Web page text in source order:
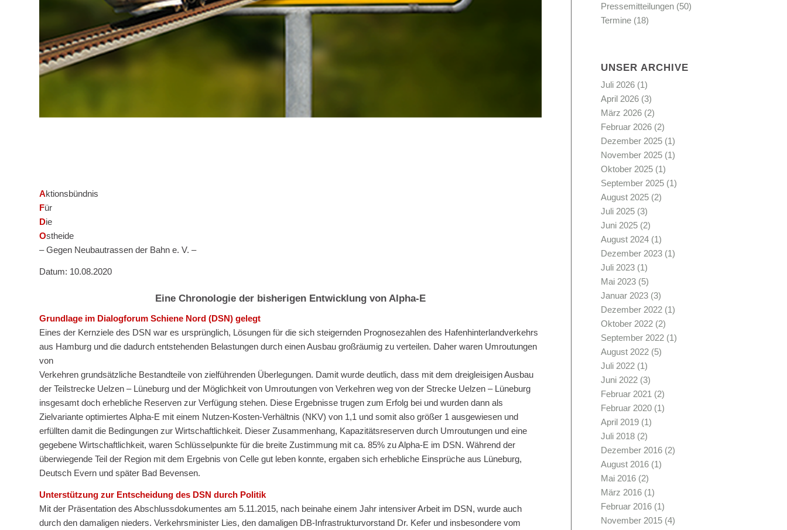
Aktionsbündnis
Für
Die
Ostheide
– Gegen Neubautrassen der Bahn e. V. –
Datum: 10.08.2020
Eine Chronologie der bisherigen Entwicklung von Alpha-E
Grundlage im Dialogforum Schiene Nord (DSN) gelegt
Eines der Kernziele des DSN war es ursprünglich, Lösungen für die sich steigernden Prognosezahlen des Hafenhinterlandverkehrs
aus Hamburg und die dadurch entstehenden Belastungen durch einen Ausbau großräumig zu verteilen. Daher waren Umroutungen
von
Verkehren grundsätzliche Bestandteile von zielführenden Überlegungen. Damit wurde deutlich, dass mit dem dreigleisigen Ausbau
der Teilstrecke Uelzen – Lüneburg und der Möglichkeit von Umroutungen von Verkehren weg von der Strecke Uelzen – Lüneburg
insgesamt doch erhebliche Reserven zur Verfügung stehen. Diese Ergebnisse trugen zum Erfolg bei und wurden dann als
Zielvariante optimiertes Alpha-E mit einem Nutzen-Kosten-Verhältnis (NKV) von 1,1 und somit also größer 1 ausgewiesen und
erfüllten damit die Bedingungen zur Wirtschaftlichkeit. Dieser Zusammenhang, Kapazitätsreserven durch Umroutungen und eine
gegebene Wirtschaftlichkeit, waren Schlüsselpunkte für die breite Zustimmung mit ca. 85% zu Alpha-E im DSN. Während der
überwiegende Teil der Region mit dem Ergebnis von Celle gut leben konnte, ergaben sich erhebliche Einsprüche aus Lüneburg,
Deutsch Evern und später Bad Bevensen.
Unterstützung zur Entscheidung des DSN durch Politik
Mit der Präsentation des Abschlussdokumentes am 5.11.2015, nach beinahe einem Jahr intensiver Arbeit im DSN, wurde auch
durch den damaligen nieders. Verkehrsminister Lies, den damaligen DB-Infrastrukturvorstand Dr. Kefer und insbesondere vom
Pressemitteilungen(50)
Termine(18)
UNSER ARCHIVE
Juli 2026(1)
April 2026(3)
März 2026(2)
Februar 2026(2)
Dezember 2025(1)
November 2025(1)
Oktober 2025(1)
September 2025(1)
August 2025(2)
Juli 2025(3)
Juni 2025(2)
August 2024(1)
Dezember 2023(1)
Juli 2023(1)
Mai 2023(5)
Januar 2023(3)
Dezember 2022(1)
Oktober 2022(2)
September 2022(1)
August 2022(5)
Juli 2022(1)
Juni 2022(3)
Februar 2021 (2)
Februar 2020(1)
April 2019(1)
Juli 2018(2)
Dezember 2016(2)
August 2016(1)
Mai 2016(2)
März 2016(1)
Februar 2016(1)
November 2015(4)